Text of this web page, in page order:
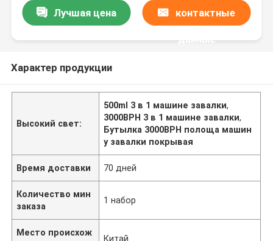
Лучшая цена контактные
данные
Характер продукции
Высокий свет:
500ml 3 в 1 машине завалки,
3000BPH 3 в 1 машине завалки,
Бутылка 3000BPH полоща машин
у завалки покрывая
Время доставки 70 дней
Количество мин
заказа
1 набор
Место происхож
Китай